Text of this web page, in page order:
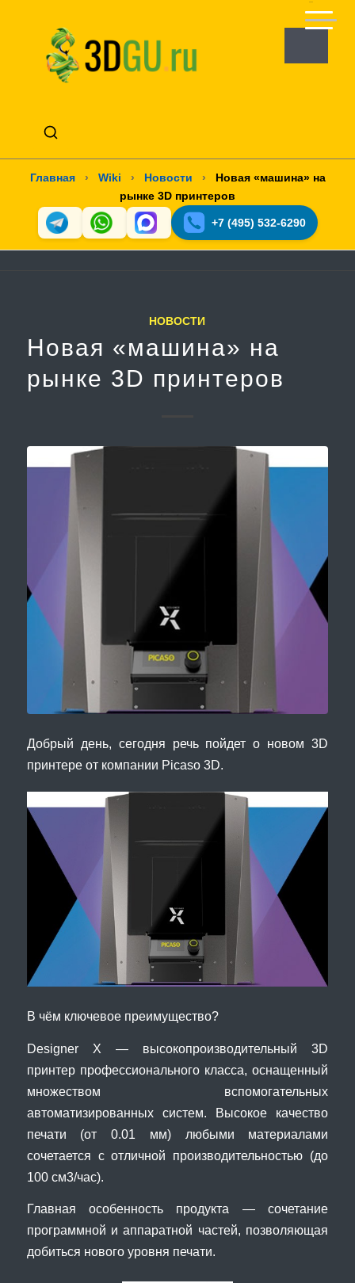
Главная › Wiki › Новости ›
Новая «машина» на
рынке 3D принтеров
+7 (495) 532-6290
НОВОСТИ
Новая «машина» на
рынке 3D принтеров
Добрый день, сегодня речь пойдет о новом 3D
принтере от компании Picaso 3D.
В чём ключевое преимущество?
Designer X — высокопроизводительный 3D
принтер профессионального класса, оснащенный
множеством вспомогательных
автоматизированных систем. Высокое качество
печати (от 0.01 мм) любыми материалами
сочетается с отличной производительностью (до
100 см3/час).
Главная особенность продукта — сочетание
программной и аппаратной частей, позволяющая
добиться нового уровня печати.